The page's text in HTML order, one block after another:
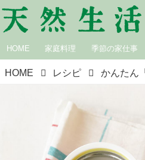
HOME 家庭料理 季節の家仕事
HOME レシピ